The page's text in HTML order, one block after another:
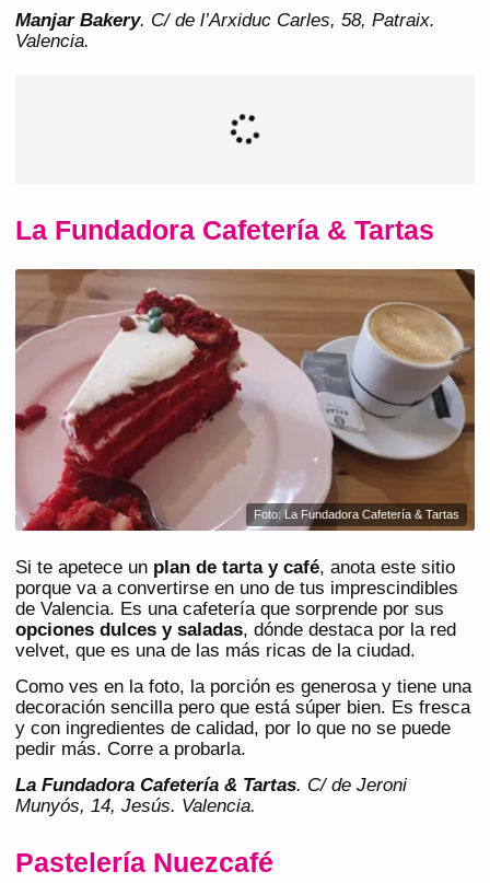
Manjar Bakery. C/ de l’Arxiduc Carles, 58, Patraix.
Valencia.
La Fundadora Cafetería & Tartas
Foto: La Fundadora Cafetería & Tartas
Si te apetece un plan de tarta y café, anota este sitio
porque va a convertirse en uno de tus imprescindibles
de Valencia. Es una cafetería que sorprende por sus
opciones dulces y saladas, dónde destaca por la red
velvet, que es una de las más ricas de la ciudad.
Como ves en la foto, la porción es generosa y tiene una
decoración sencilla pero que está súper bien. Es fresca
y con ingredientes de calidad, por lo que no se puede
pedir más. Corre a probarla.
La Fundadora Cafetería & Tartas. C/ de Jeroni
Munyós, 14, Jesús. Valencia.
Pastelería Nuezcafé